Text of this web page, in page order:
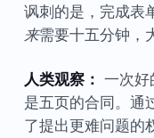
讽刺的是，完成表
来需要十五分钟，
人类观察： 一次好
是五页的合同。通
了提出更难问题的